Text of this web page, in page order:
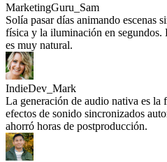
MarketingGuru_Sam
Solía pasar días animando escenas
física y la iluminación en
es muy natural.
IndieDev_Mark
La generación de audio nativa es la
efectos de sonido sincronizados
ahorró horas de postproducción.